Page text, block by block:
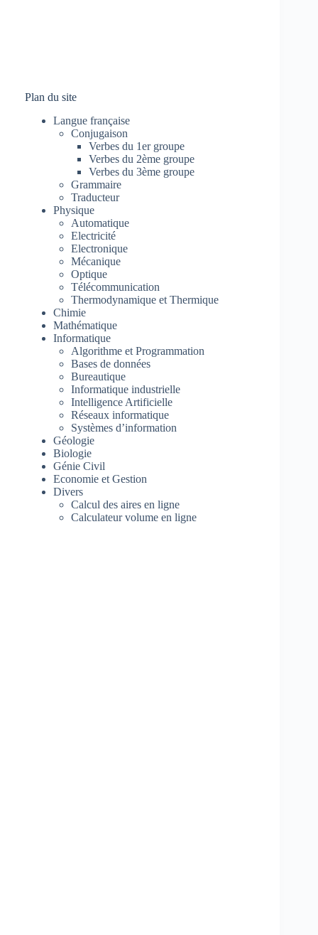
Plan du site
Langue française
Conjugaison
Verbes du 1er groupe
Verbes du 2ème groupe
Verbes du 3ème groupe
Grammaire
Traducteur
Physique
Automatique
Electricité
Electronique
Mécanique
Optique
Télécommunication
Thermodynamique et Thermique
Chimie
Mathématique
Informatique
Algorithme et Programmation
Bases de données
Bureautique
Informatique industrielle
Intelligence Artificielle
Réseaux informatique
Systèmes d’information
Géologie
Biologie
Génie Civil
Economie et Gestion
Divers
Calcul des aires en ligne
Calculateur volume en ligne